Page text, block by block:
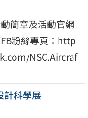
簡章及活動官網
FB粉絲專頁：http
NSC.Aircraf
計科學展